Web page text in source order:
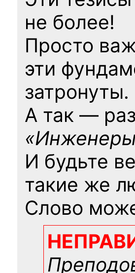
не более!
Просто
эти
затронуты.
А так —
И будьте
такие же
Слово